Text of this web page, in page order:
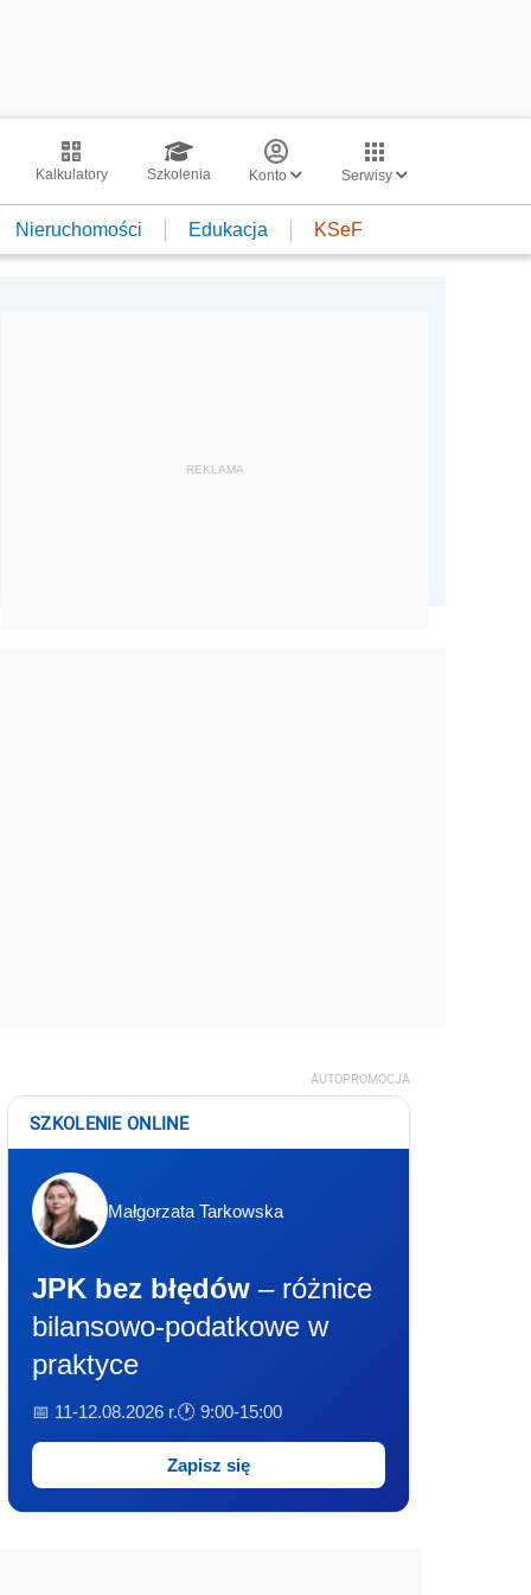
Kalkulatory Szkolenia Konto Serwisy
Nieruchomości Edukacja KSeF
REKLAMA
AUTOPROMOCJA
SZKOLENIE ONLINE
Małgorzata Tarkowska
JPK bez błędów – różnice
bilansowo-podatkowe w
praktyce
📅 11-12.08.2026 r.🕐 9:00-15:00
Zapisz się